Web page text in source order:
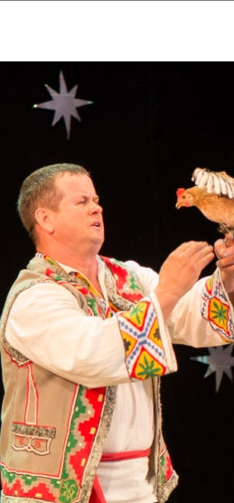
Коллективы Новости
ОТЧЕТЫ
Республиканского
коллективов